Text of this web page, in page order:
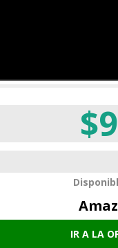
IR A LA